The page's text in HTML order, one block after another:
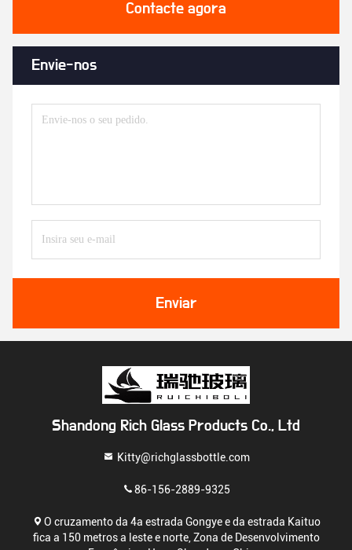
Contacte agora
Envie-nos
Enviar
Shandong Rich Glass Products Co., Ltd
Kitty@richglassbottle.com
86-156-2889-9325
O cruzamento da 4a estrada Gongye e da estrada Kaituo
fica a 150 metros a leste e norte, Zona de Desenvolvimento